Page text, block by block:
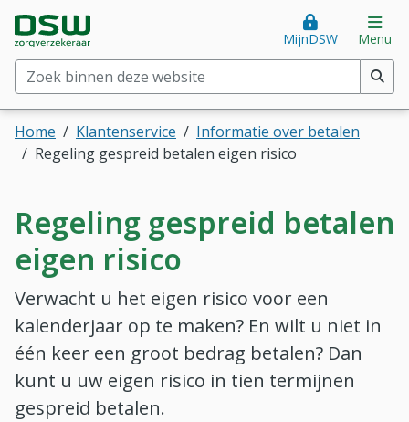
Direct naar hoofdinhoud
Direct naar hoofdmenuDSW Zorgverzekeraar. Goed voor je.
Zoek binnen deze website(min. 2 tekens)
MijnDSW Menu
Home Klantenservice
Informatie over betalen
Regeling gespreid betalen eigen risico
Regeling gespreid betalen
eigen risico
Verwacht u het eigen risico voor een
kalenderjaar op te maken? En wilt u niet in
één keer een groot bedrag betalen? Dan
kunt u uw eigen risico in tien termijnen
gespreid betalen.